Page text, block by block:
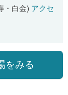
・白金) アクセ
をみる